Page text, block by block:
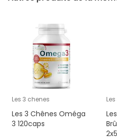
Les 3 chenes
Les 3 Chênes Oméga
3 120caps